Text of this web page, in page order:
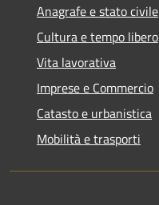
Anagrafe e stato civile
Cultura e tempo libero
Vita lavorativa
Imprese e Commercio
Catasto e urbanistica
Mobilità e trasporti